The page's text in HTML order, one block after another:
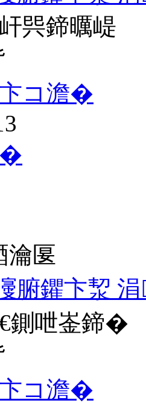
巺鍗曞崼
コ澹�
�
瀹匽
腑鑺卞洯
鍘呭崟鍗�
コ澹�